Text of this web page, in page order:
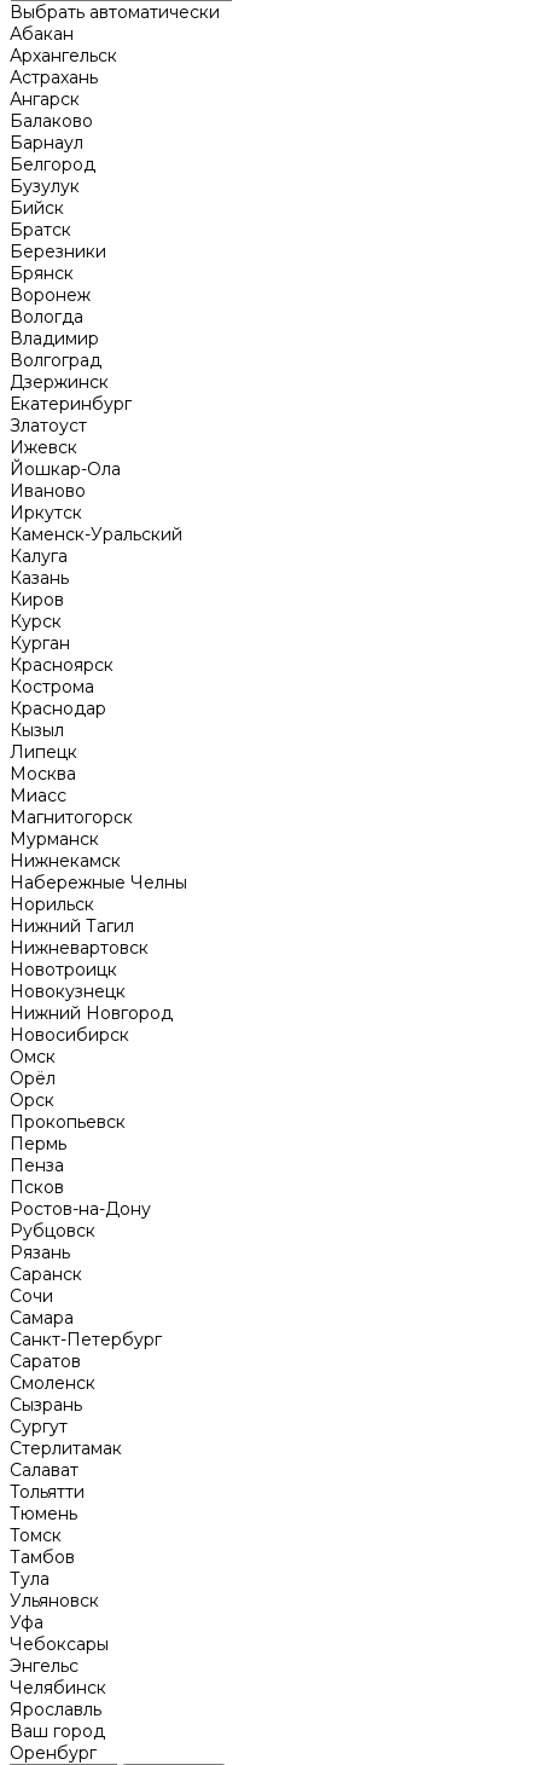
Выбрать автоматически
Абакан
Архангельск
Астрахань
Ангарск
Балаково
Барнаул
Белгород
Бузулук
Бийск
Братск
Березники
Брянск
Воронеж
Вологда
Владимир
Волгоград
Дзержинск
Екатеринбург
Златоуст
Ижевск
Йошкар-Ола
Иваново
Иркутск
Каменск-Уральский
Калуга
Казань
Киров
Курск
Курган
Красноярск
Кострома
Краснодар
Кызыл
Липецк
Москва
Миасс
Магнитогорск
Мурманск
Нижнекамск
Набережные Челны
Норильск
Нижний Тагил
Нижневартовск
Новотроицк
Новокузнецк
Нижний Новгород
Новосибирск
Омск
Орёл
Орск
Прокопьевск
Пермь
Пенза
Псков
Ростов-на-Дону
Рубцовск
Рязань
Саранск
Сочи
Самара
Санкт-Петербург
Саратов
Смоленск
Сызрань
Сургут
Стерлитамак
Салават
Тольятти
Тюмень
Томск
Тамбов
Тула
Ульяновск
Уфа
Чебоксары
Энгельс
Челябинск
Ярославль
Ваш город
Оренбург